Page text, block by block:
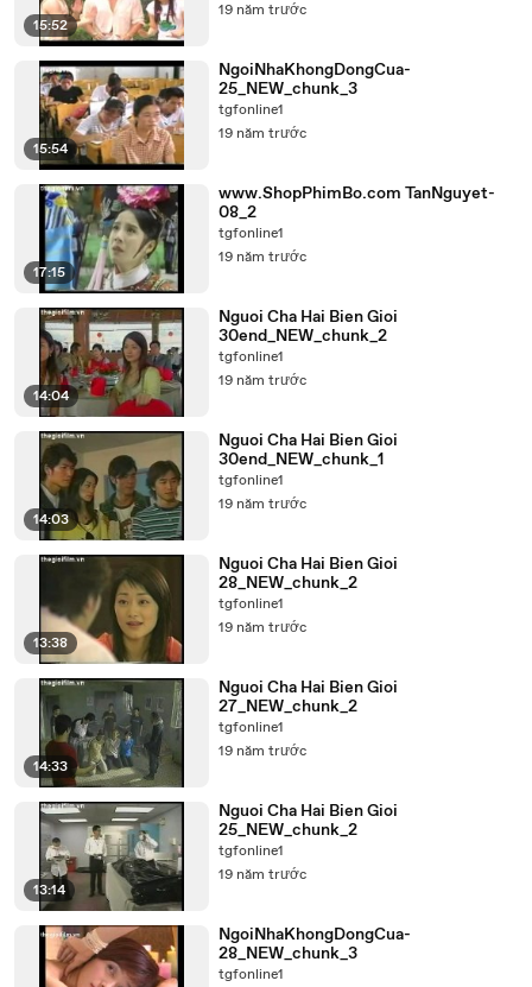
15:52
19 năm trước
15:54
NgoiNhaKhongDongCua-
25_NEW_chunk_3
tgfonline1
19 năm trước
17:15
www.ShopPhimBo.com TanNguyet-
08_2
tgfonline1
19 năm trước
14:04
Nguoi Cha Hai Bien Gioi
30end_NEW_chunk_2
tgfonline1
19 năm trước
14:03
Nguoi Cha Hai Bien Gioi
30end_NEW_chunk_1
tgfonline1
19 năm trước
13:38
Nguoi Cha Hai Bien Gioi
28_NEW_chunk_2
tgfonline1
19 năm trước
14:33
Nguoi Cha Hai Bien Gioi
27_NEW_chunk_2
tgfonline1
19 năm trước
13:14
Nguoi Cha Hai Bien Gioi
25_NEW_chunk_2
tgfonline1
19 năm trước
NgoiNhaKhongDongCua-
28_NEW_chunk_3
tgfonline1